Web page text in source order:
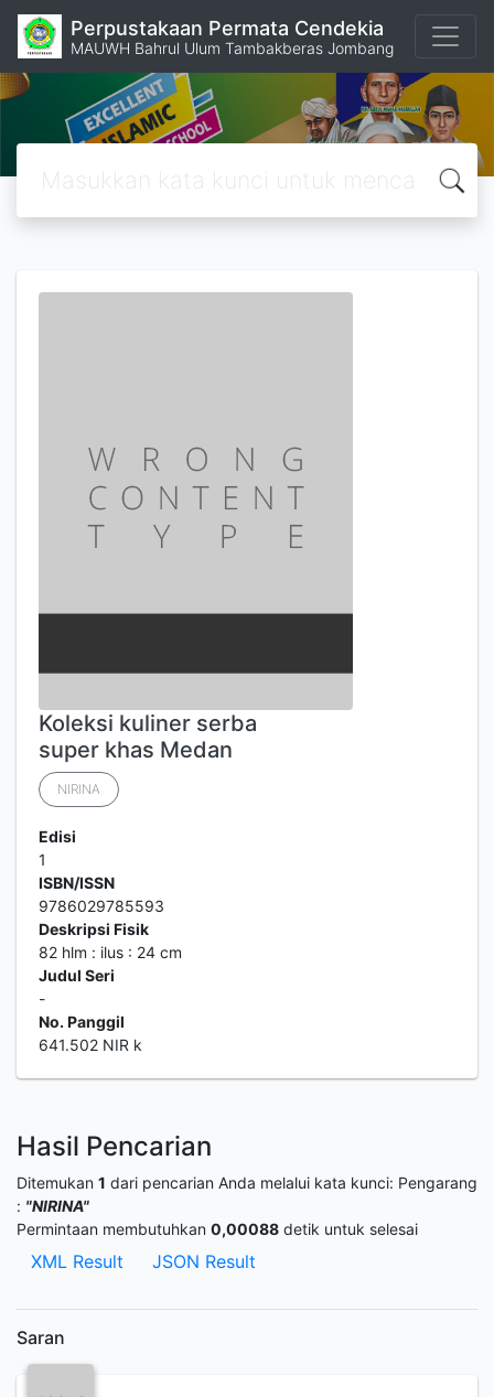
Perpustakaan Permata Cendekia
MAUWH Bahrul Ulum Tambakberas Jombang
Koleksi kuliner serba
super khas Medan
NIRINA
Edisi
1
ISBN/ISSN
9786029785593
Deskripsi Fisik
82 hlm : ilus : 24 cm
Judul Seri
-
No. Panggil
641.502 NIR k
Hasil Pencarian
Ditemukan 1 dari pencarian Anda melalui kata kunci: Pengarang
: "NIRINA"
Permintaan membutuhkan 0,00088 detik untuk selesai
XML Result JSON Result
Saran